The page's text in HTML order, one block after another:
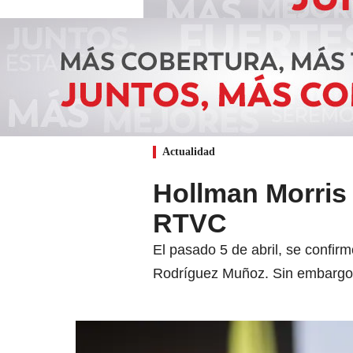
Actualidad
Hollman
RTVC
El pasado 5 de abril, se
Rodríguez Muñoz. Sin